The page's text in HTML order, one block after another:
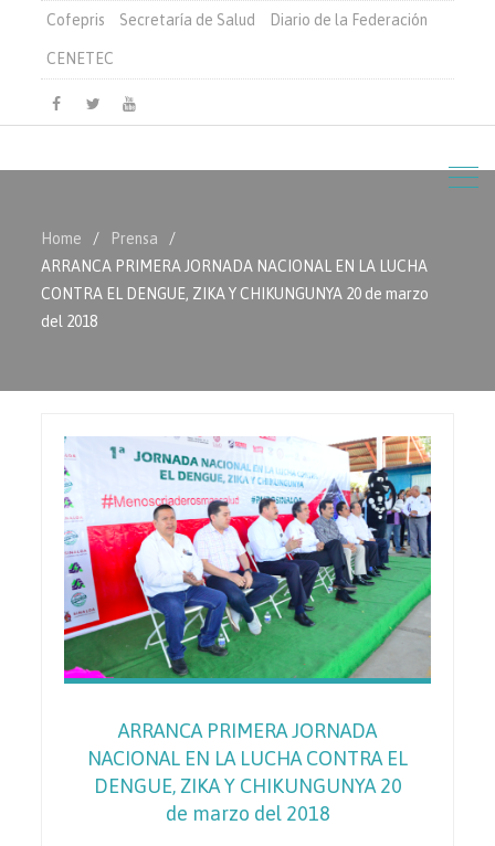
Cofepris Secretaría de Salud Diario de la Federación
CENETEC
Facebook
TwitterYoutube
Home
Prensa
ARRANCA PRIMERA JORNADA NACIONAL EN LA LUCHA
CONTRA EL DENGUE, ZIKA Y CHIKUNGUNYA 20 de marzo
del 2018
ARRANCA PRIMERA JORNADA
NACIONAL EN LA LUCHA CONTRA EL
DENGUE, ZIKA Y CHIKUNGUNYA 20
de marzo del 2018